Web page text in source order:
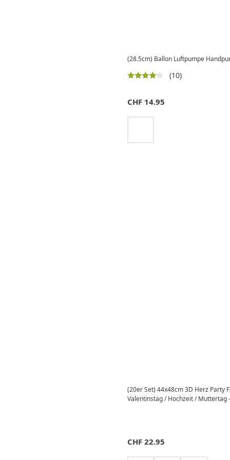
(28.5cm) Ballon Luftpumpe
(10)
CHF 14.95
(20er Set) 44x48cm 3D Herz Party
Valentinstag / Hochzeit / Muttertag
CHF 22.95